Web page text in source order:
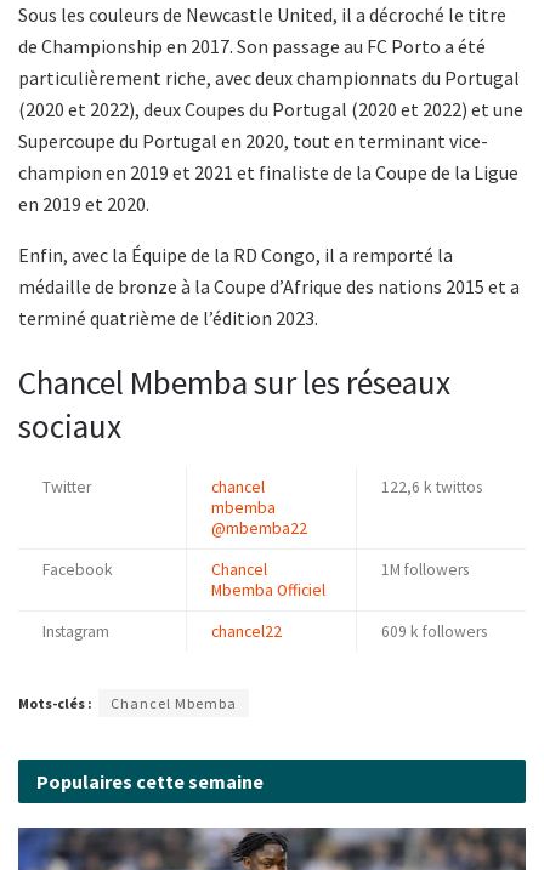
Sous les couleurs de Newcastle United, il a décroché le titre
de Championship en 2017. Son passage au FC Porto a été
particulièrement riche, avec deux championnats du Portugal
(2020 et 2022), deux Coupes du Portugal (2020 et 2022) et une
Supercoupe du Portugal en 2020, tout en terminant vice-
champion en 2019 et 2021 et finaliste de la Coupe de la Ligue
en 2019 et 2020.
Enfin, avec la Équipe de la RD Congo, il a remporté la
médaille de bronze à la Coupe d’Afrique des nations 2015 et a
terminé quatrième de l’édition 2023.
Chancel Mbemba sur les réseaux
sociaux
Twitter
chancel
mbemba
@mbemba22
122,6 k twittos
Facebook
Chancel
Mbemba Officiel
1M followers
Instagram chancel22 609 k followers
Mots-clés : Chancel Mbemba
Populaires cette semaine